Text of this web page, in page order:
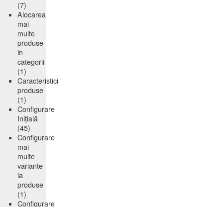
(7)
Alocarea
mai
multe
produse
in
categorii
(1)
Caracteristici
produse
(1)
Configurare
Inițială
(45)
Configurare
mai
multe
variante
la
produse
(1)
Configurare